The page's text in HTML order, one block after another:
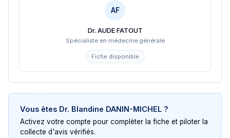
AF
Dr. AUDE FATOUT
Spécialiste en médecine générale
Fiche disponible
Vous êtes Dr. Blandine DANIN-MICHEL ?
Activez votre compte pour compléter la fiche et piloter la
collecte d'avis vérifiés.